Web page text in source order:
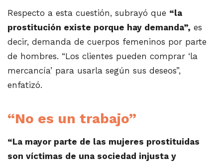
Respecto a esta cuestión, subrayó que “la
prostitución existe porque hay demanda”, es
decir, demanda de cuerpos femeninos por parte
de hombres. “Los clientes pueden comprar ‘la
mercancía’ para usarla según sus deseos”,
enfatizó.
“No es un trabajo”
“La mayor parte de las mujeres prostituidas
son víctimas de una sociedad injusta y